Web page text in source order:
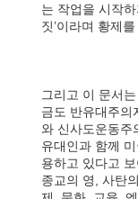
는 작업을 시작
짓’이라며 황제
그리고 이 문서
금도 반유대주의
와 신사도운동주
유대인과 함께
용하고 있다고
종교의 영, 사탄